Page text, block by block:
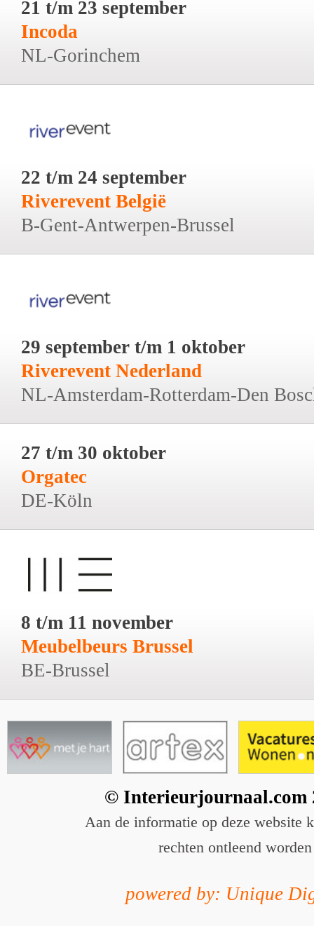
21 t/m 23 september
Incoda
NL-Gorinchem
22 t/m 24 september
Riverevent België
B-Gent-Antwerpen-Brussel
29 september t/m 1 oktober
Riverevent Nederland
NL-Amsterdam-Rotterdam-Den
27 t/m 30 oktober
Orgatec
DE-Köln
8 t/m 11 november
Meubelbeurs Brussel
BE-Brussel
© Interieurjournaal.com
Aan de informatie op deze website
rechten ontleend worden
powered by: Unique